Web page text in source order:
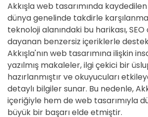
Akkışla web tasarımında
dünya genelinde takdirle
teknoloji alanındaki bu harikası,
dayanan benzersiz içeriklerle
Akkışla'nın web tasarımına ilişkin
yazılmış makaleler, ilgi çekici bir
hazırlanmıştır ve okuyucuları
detaylı bilgiler sunar. Bu nedenle,
içeriğiyle hem de web tasarımıyla
büyük bir başarı elde etmiştir.